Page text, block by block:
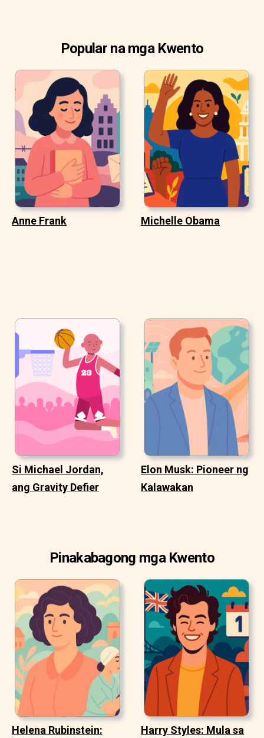
Popular na mga Kwento
Anne Frank Michelle Obama
Si Michael Jordan,
ang Gravity Defier
Elon Musk: Pioneer ng
Kalawakan
Pinakabagong mga Kwento
Helena Rubinstein: Harry Styles: Mula sa